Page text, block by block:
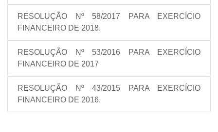
RESOLUÇÃO Nº 58/2017 PARA EXERCÍCIO
FINANCEIRO DE 2018.
RESOLUÇÃO Nº 53/2016 PARA EXERCÍCIO
FINANCEIRO DE 2017
RESOLUÇÃO Nº 43/2015 PARA EXERCÍCIO
FINANCEIRO DE 2016.